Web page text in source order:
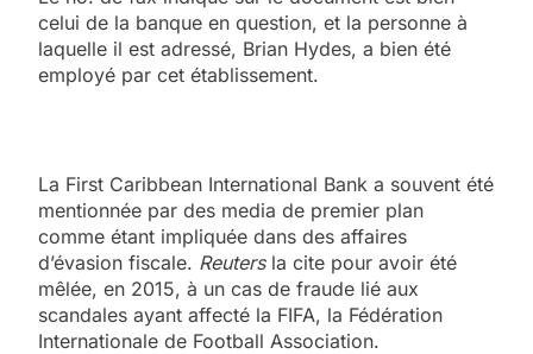
celui de la banque en question, et la personne à
laquelle il est adressé, Brian Hydes, a bien été
employé par cet établissement.
La First Caribbean International Bank a souvent été
mentionnée par des media de premier plan
comme étant impliquée dans des affaires
d’évasion fiscale. Reutersla cite pour avoir été
mêlée, en 2015, à un cas de fraude lié aux
scandales ayant affecté la FIFA, la Fédération
Internationale de Football Association.